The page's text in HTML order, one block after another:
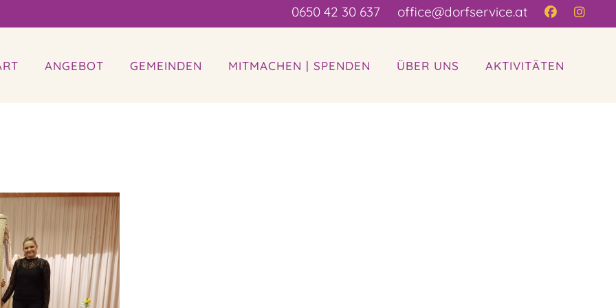
0650 42 30 637 office@dorfservice.at
ANGEBOT GEMEINDEN MITMACHEN | SPENDEN ÜBER UNS AKTIVITÄTEN